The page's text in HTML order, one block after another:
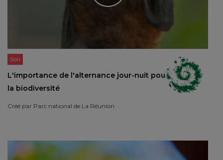
Son
L'importance de l'alternance jour-nuit pour
la biodiversité
Créé par Parc national de La Réunion